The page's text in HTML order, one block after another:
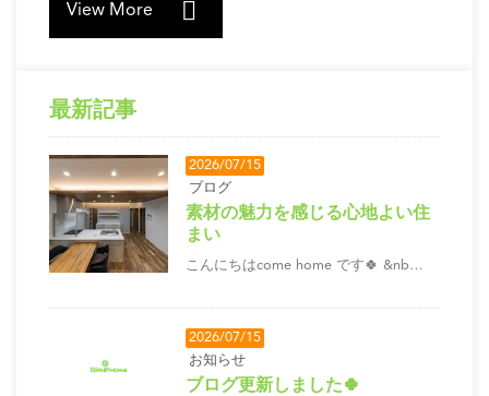
View More
最新記事
2026/07/15
ブログ
素材の魅力を感じる心地よい住
まい
こんにちはcome home です🍀 &nb…
2026/07/15
お知らせ
ブログ更新しました🍀